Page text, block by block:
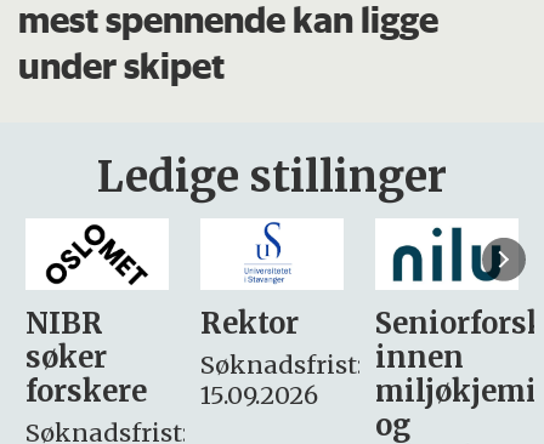
mest spennende kan ligge
under skipet
Ledige stillinger
Rektor
Søknadsfrist:
15.09.2026
Seniorforsker
innen
miljøkjemi
søker
– fast